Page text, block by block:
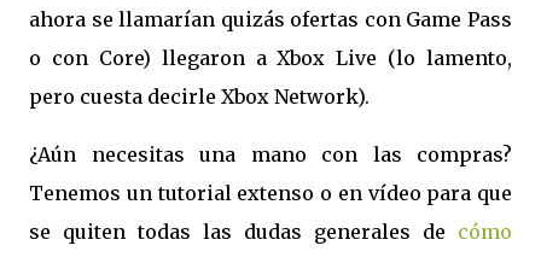
ahora se llamarían quizás ofertas con Game Pass
o con Core) llegaron a Xbox Live (lo lamento,
pero cuesta decirle Xbox Network).
¿Aún necesitas una mano con las compras?
Tenemos un tutorial extenso o en vídeo para que
se quiten todas las dudas generales de cómo